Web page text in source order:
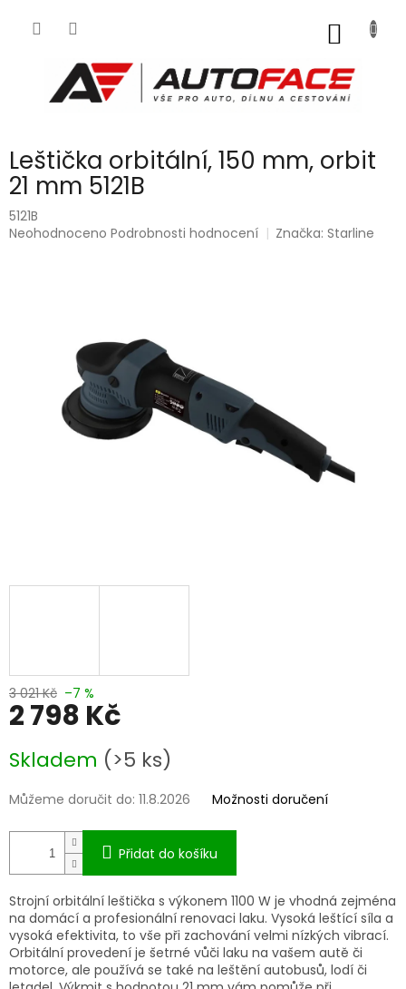
Leštička orbitální, 150 mm, orbit
21 mm 5121B
5121B
Průměrné
Neohodnoceno Podrobnosti hodnocení Značka:Starline
3 021 Kč –7 %
2 798 Kč
cena:
Skladem (>5 ks)
Můžeme doručit do: 11.8.2026 Možnosti doručení
Přidat do košíku
Strojní orbitální leštička s výkonem 1100 W je vhodná zejména
na domácí a profesionální renovaci laku. Vysoká leštící síla a
vysoká efektivita, to vše při zachování velmi nízkých vibrací.
Orbitální provedení je šetrné vůči laku na vašem autě či
motorce, ale používá se také na leštění autobusů, lodí či